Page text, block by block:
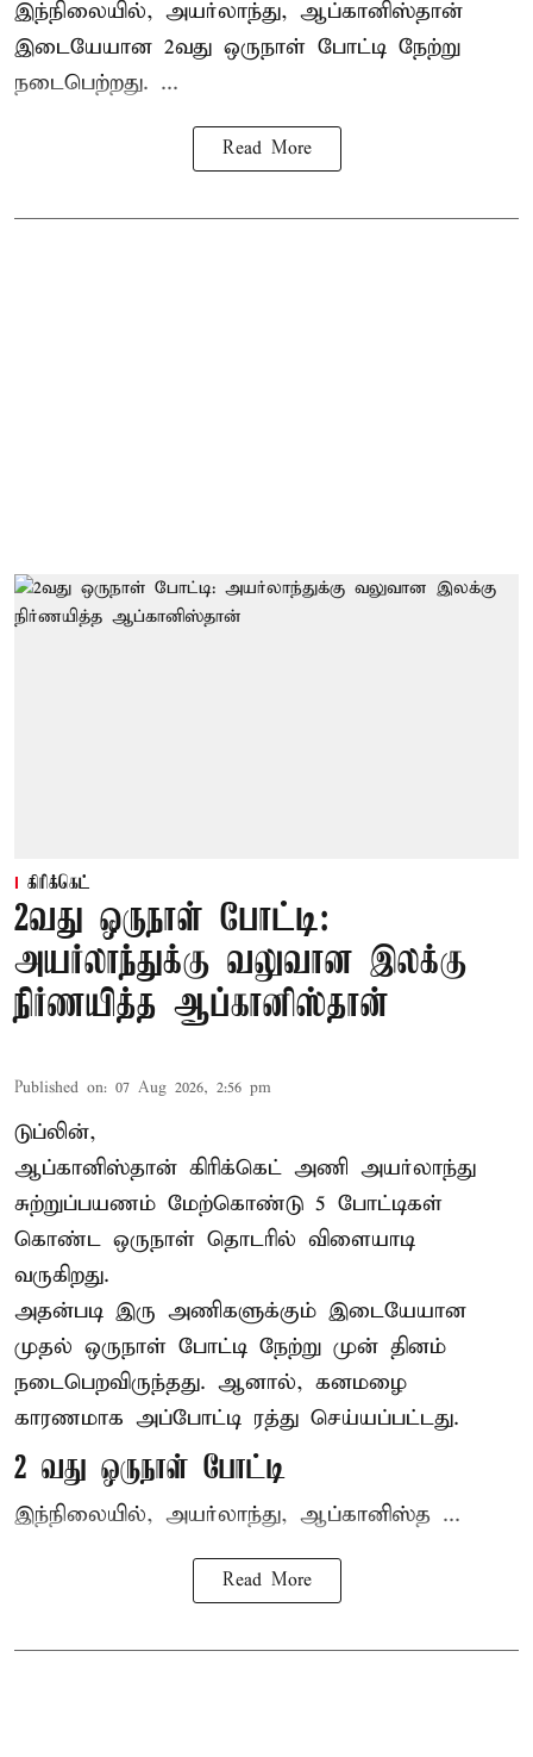
இந்நிலையில், அயர்லாந்து, ஆப்கானிஸ்தான்
இடையேயான 2வது ஒருநாள் போட்டி நேற்று
நடைபெற்றது. ...
Read More
கிரிக்கெட்
2வது ஒருநாள் போட்டி:
அயர்லாந்துக்கு வலுவான இலக்கு
நிர்ணயித்த ஆப்கானிஸ்தான்
Published on: 07 Aug 2026, 2:56 pm
டுப்லின்,
ஆப்கானிஸ்தான் கிரிக்கெட் அணி அயர்லாந்து
சுற்றுப்பயணம் மேற்கொண்டு 5 போட்டிகள்
கொண்ட ஒருநாள் தொடரில் விளையாடி
வருகிறது.
அதன்படி இரு அணிகளுக்கும் இடையேயான
முதல் ஒருநாள் போட்டி நேற்று முன் தினம்
நடைபெறவிருந்தது. ஆனால், கனமழை
காரணமாக அப்போட்டி ரத்து செய்யப்பட்டது.
2 வது ஒருநாள் போட்டி
இந்நிலையில், அயர்லாந்து, ஆப்கானிஸ்த ...
Read More